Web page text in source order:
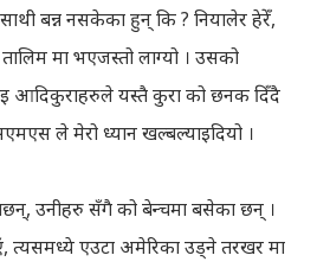
बन्न नसकेका हुन् कि ? नियालेर हेरेँ,
मा भएजस्तो लाग्यो । उसको
आदिकुराहरुले यस्तै कुरा को छनक दिँदै
ले मेरो ध्यान खल्बल्याइदियो ।
उनीहरु सँगै को बेन्चमा बसेका छन् ।
त्यसमध्ये एउटा अमेरिका उड्ने तरखर मा